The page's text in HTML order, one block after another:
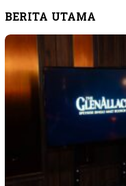
BERITA UTAMA